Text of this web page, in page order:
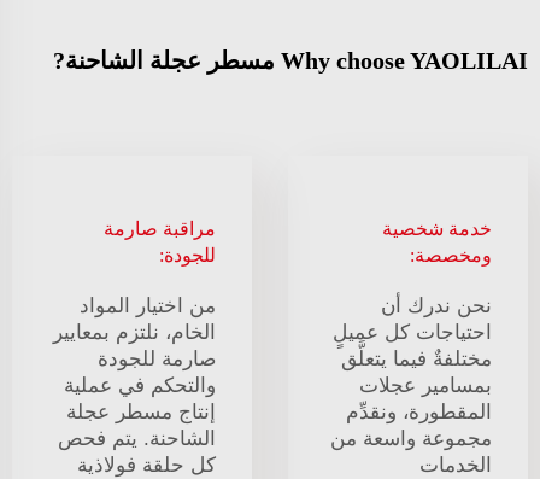
Why choose YAOLILAI مسطر عجلة الشاحنة?
خدمة شخصية
ومخصصة:
نحن ندرك أن
احتياجات كل عميلٍ
مختلفةٌ فيما يتعلَّق
بمسامير عجلات
المقطورة، ونقدِّم
مجموعة واسعة من
الخدمات
مراقبة صارمة
للجودة:
من اختيار المواد
الخام، نلتزم بمعايير
صارمة للجودة
والتحكم في عملية
إنتاج مسطر عجلة
الشاحنة. يتم فحص
كل حلقة فولاذية